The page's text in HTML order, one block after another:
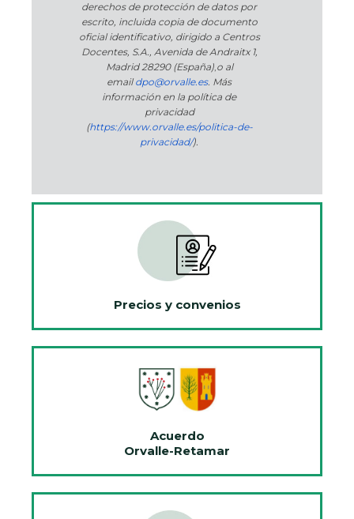
derechos de protección de datos por
escrito, incluida copia de documento
oficial identificativo, dirigido a Centros
Docentes, S.A., Avenida de Andraitx 1,
Madrid 28290 (España),o al
emaildpo@orvalle.es. Más
información en la política de
privacidad
(https://www.orvalle.es/politica-de-
privacidad/).
Precios y convenios
Acuerdo
Orvalle-Retamar